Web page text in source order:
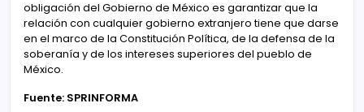
obligación del Gobierno de México es garantizar que la
relación con cualquier gobierno extranjero tiene que darse
en el marco de la Constitución Política, de la defensa de la
soberanía y de los intereses superiores del pueblo de
México.
Fuente: SPRINFORMA